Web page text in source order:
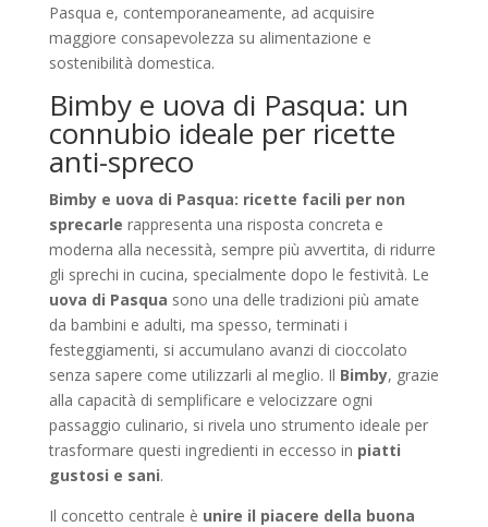
Pasqua e, contemporaneamente, ad acquisire
maggiore consapevolezza su alimentazione e
sostenibilità domestica.
Bimby e uova di Pasqua: un
connubio ideale per ricette
anti-spreco
Bimby e uova di Pasqua: ricette facili per non
sprecarle rappresenta una risposta concreta e
moderna alla necessità, sempre più avvertita, di ridurre
gli sprechi in cucina, specialmente dopo le festività. Le
uova di Pasqua sono una delle tradizioni più amate
da bambini e adulti, ma spesso, terminati i
festeggiamenti, si accumulano avanzi di cioccolato
senza sapere come utilizzarli al meglio. Il Bimby, grazie
alla capacità di semplificare e velocizzare ogni
passaggio culinario, si rivela uno strumento ideale per
trasformare questi ingredienti in eccesso in piatti
gustosi e sani.
Il concetto centrale è unire il piacere della buona